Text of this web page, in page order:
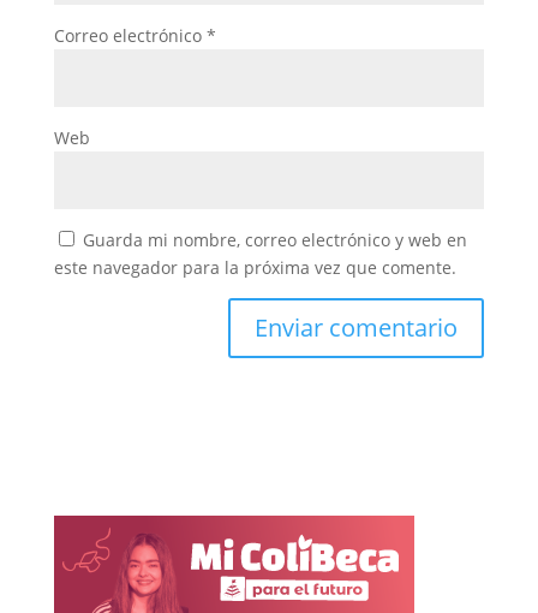
Correo electrónico *
Web
Guarda mi nombre, correo electrónico y web en
este navegador para la próxima vez que comente.